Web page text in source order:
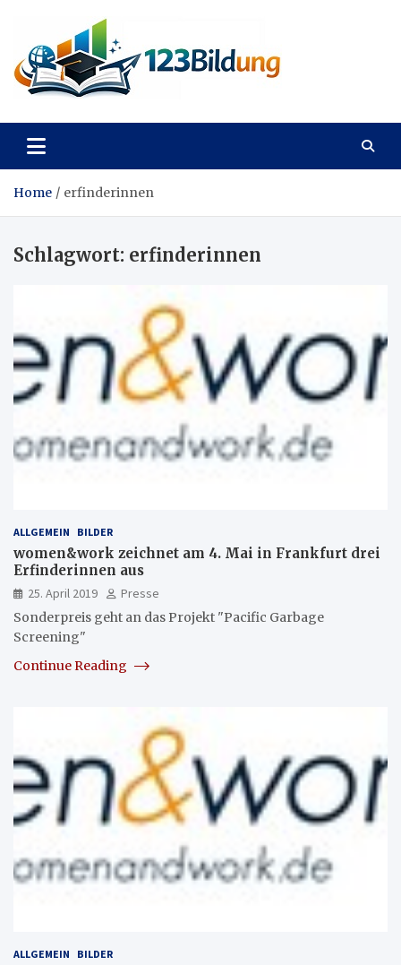
content
123Bildung
Home erfinderinnen
Schlagwort: erfinderinnen
ALLGEMEIN BILDER
women&work zeichnet am 4. Mai in Frankfurt drei
Erfinderinnen aus
25. April 2019
Presse
Sonderpreis geht an das Projekt "Pacific Garbage
Screening"
Continue Reading
ALLGEMEIN BILDER